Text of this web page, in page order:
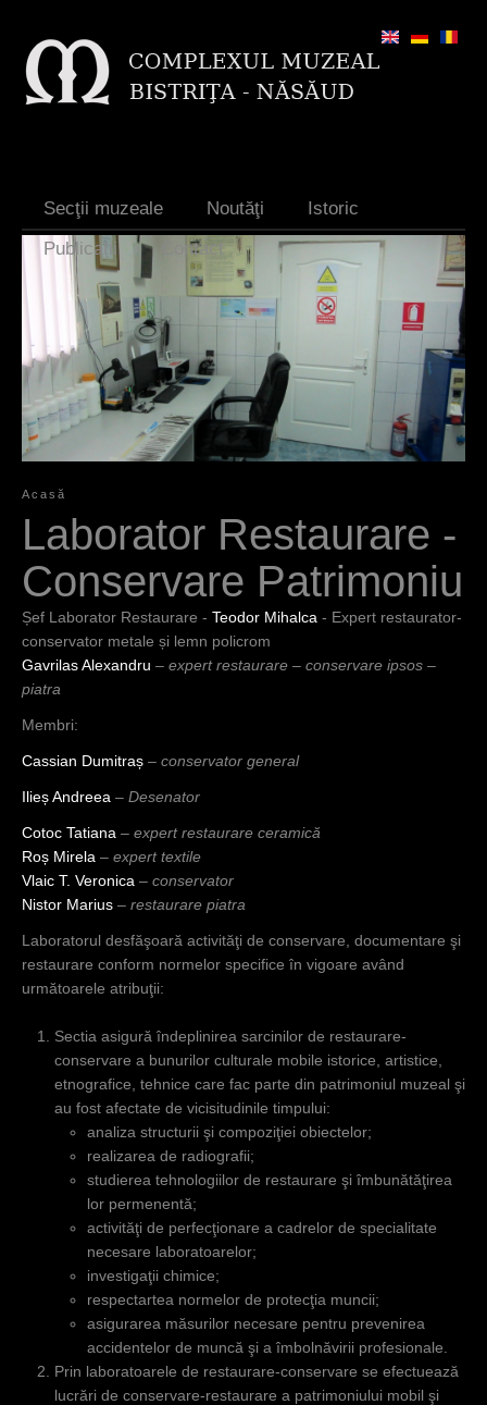
Secţii muzeale Noutăţi
Istoric
Publicaţii
Contact
E
ş
t
i
a
i
Acasă
Laborator Restaurare -
Conservare Patrimoniu
Șef Laborator Restaurare - Teodor Mihalca - Expert restaurator-
conservator metale și lemn policrom
Gavrilas Alexandru – expert restaurare – conservare ipsos –
piatra
Membri:
Cassian Dumitraș – conservator general
Ilieș Andreea – Desenator
Cotoc Tatiana – expert restaurare ceramică
Roș Mirela – expert textile
Vlaic T. Veronica – conservator
Nistor Marius – restaurare piatra
Laboratorul desfăşoară activităţi de conservare, documentare şi
restaurare conform normelor specifice în vigoare având
următoarele atribuţii:
Sectia asigură îndeplinirea sarcinilor de restaurare-
conservare a bunurilor culturale mobile istorice, artistice,
etnografice, tehnice care fac parte din patrimoniul muzeal şi
au fost afectate de vicisitudinile timpului:
analiza structurii şi compoziţiei obiectelor;
realizarea de radiografii;
studierea tehnologiilor de restaurare şi îmbunătăţirea
lor permenentă;
activităţi de perfecţionare a cadrelor de specialitate
necesare laboratoarelor;
investigaţii chimice;
respectartea normelor de protecţia muncii;
asigurarea măsurilor necesare pentru prevenirea
accidentelor de muncă şi a îmbolnăvirii profesionale.
Prin laboratoarele de restaurare-conservare se efectuează
lucrări de conservare-restaurare a patrimoniului mobil şi